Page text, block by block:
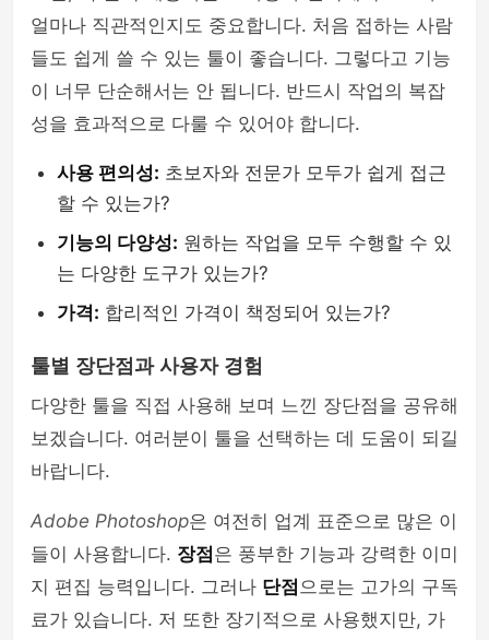
얼마나 직관적인지도 중요합니다. 처음 접하는 사람
들도 쉽게 쓸 수 있는 툴이 좋습니다. 그렇다고 기능
이 너무 단순해서는 안 됩니다. 반드시 작업의 복잡
성을 효과적으로 다룰 수 있어야 합니다.
사용 편의성: 초보자와 전문가 모두가 쉽게 접근
할 수 있는가?
기능의 다양성: 원하는 작업을 모두 수행할 수 있
는 다양한 도구가 있는가?
가격: 합리적인 가격이 책정되어 있는가?
툴별 장단점과 사용자 경험
다양한 툴을 직접 사용해 보며 느낀 장단점을 공유해
보겠습니다. 여러분이 툴을 선택하는 데 도움이 되길
바랍니다.
Adobe Photoshop은 여전히 업계 표준으로 많은 이
들이 사용합니다. 장점은 풍부한 기능과 강력한 이미
지 편집 능력입니다. 그러나 단점으로는 고가의 구독
료가 있습니다. 저 또한 장기적으로 사용했지만, 가